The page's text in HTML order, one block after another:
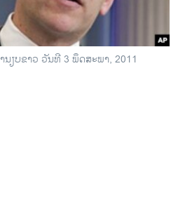
ນຽບຂາວ ວັນທີ 3 ພຶດສະພາ, 2011